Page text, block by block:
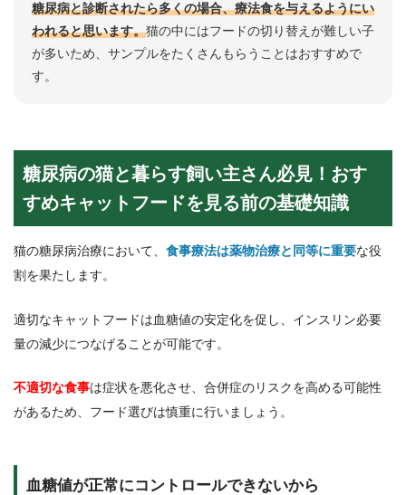
糖尿病と診断されたら多くの場合、療法食を与えるようにい
われると思います。猫の中にはフードの切り替えが難しい子
が多いため、サンプルをたくさんもらうことはおすすめで
す。
糖尿病の猫と暮らす飼い主さん必見！おす
すめキャットフードを見る前の基礎知識
猫の糖尿病治療において、 食事療法は薬物治療と同等に重要な役
割を果たします。
適切なキャットフードは血糖値の安定化を促し、インスリン必要
量の減少につなげることが可能です。
不適切な食事は症状を悪化させ、合併症のリスクを高める可能性
があるため、フード選びは慎重に行いましょう。
血糖値が正常にコントロールできないから